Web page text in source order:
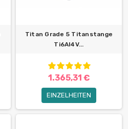
Titan Grade 5 Titanstange
Ti6Al4V...
1.365,31 €
EINZELHEITEN